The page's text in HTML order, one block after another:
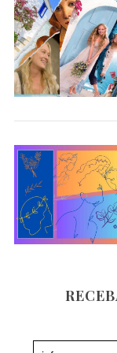
f
o
r
: